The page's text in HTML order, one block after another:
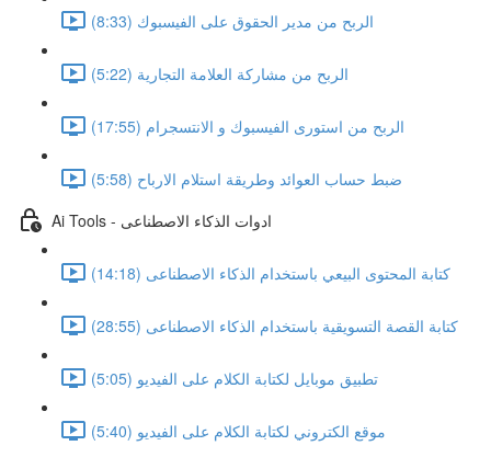
الربح من مدير الحقوق على الفيسبوك (8:33)
الربح من مشاركة العلامة التجارية (5:22)
الربح من استورى الفيسبوك و الانتسجرام (17:55)
ضبط حساب العوائد وطريقة استلام الارباح (5:58)
Ai Tools - ادوات الذكاء الاصطناعى
كتابة المحتوى البيعي باستخدام الذكاء الاصطناعى (14:18)
كتابة القصة التسويقية باستخدام الذكاء الاصطناعى (28:55)
تطبيق موبايل لكتابة الكلام على الفيديو (5:05)
موقع الكتروني لكتابة الكلام على الفيديو (5:40)